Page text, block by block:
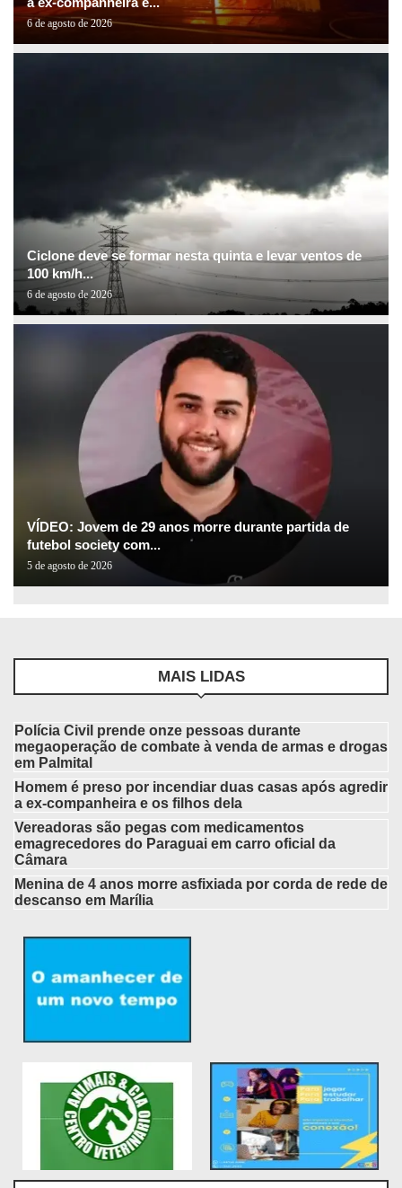
6 de agosto de 2026
Ciclone deve se formar nesta quinta e levar ventos de
100 km/h...
6 de agosto de 2026
VÍDEO: Jovem de 29 anos morre durante partida de
futebol society com...
5 de agosto de 2026
MAIS LIDAS
Polícia Civil prende onze pessoas durante
megaoperação de combate à venda de armas e drogas
em Palmital
Homem é preso por incendiar duas casas após agredir
a ex-companheira e os filhos dela
Vereadoras são pegas com medicamentos
emagrecedores do Paraguai em carro oficial da
Câmara
Menina de 4 anos morre asfixiada por corda de rede de
descanso em Marília